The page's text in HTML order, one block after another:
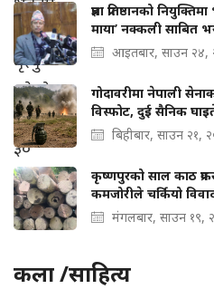
प्रज्ञा प्रतिष्ठानको
माया’ नक्कली साबित
आइतबार, साउन २४,
गोदावरीमा नेपाली
विस्फोट, दुई सैनिक
बिहीबार, साउन २१,
कृष्णपुरको साल काठ
कमजोरीले चर्कियो
मंगलबार, साउन १९,
कला /साहित्य